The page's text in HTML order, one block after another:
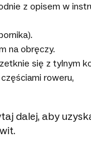
z opisem w
na obręczy.
się z tylnym
roweru,
dalej, aby